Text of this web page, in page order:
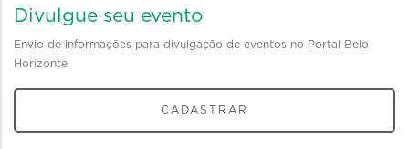
Divulgue seu evento
Envio de informações para divulgação de eventos no Portal Belo
Horizonte
CADASTRAR